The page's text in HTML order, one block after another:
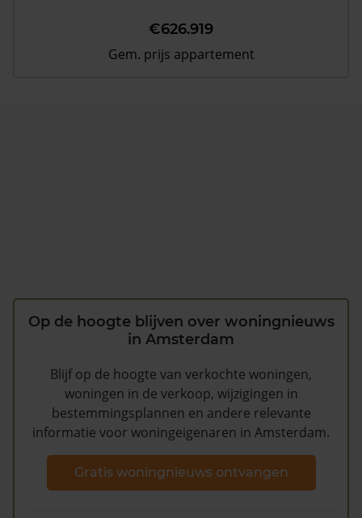
€626.919
Gem. prijs appartement
Op de hoogte blijven over woningnieuws
in Amsterdam
Blijf op de hoogte van verkochte woningen,
woningen in de verkoop, wijzigingen in
bestemmingsplannen en andere relevante
informatie voor woningeigenaren in Amsterdam.
Gratis woningnieuws ontvangen